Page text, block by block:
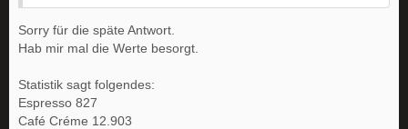
Sorry für die späte Antwort.
Hab mir mal die Werte besorgt.
Statistik sagt folgendes:
Espresso 827
Café Créme 12.903